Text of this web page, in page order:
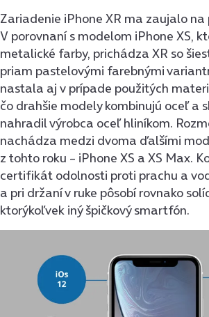
Zariadenie iPhone XR ma zaujalo na
V porovnaní s modelom iPhone XS,
metalické farby, prichádza XR so
priam pastelovými farebnými
nastala aj v prípade použitých
čo drahšie modely kombinujú oceľ a
nahradil výrobca oceľ hliníkom.
nachádza medzi dvoma ďalšími
z tohto roku – iPhone XS a XS Max.
certifikát odolnosti proti prachu a
a pri držaní v ruke pôsobí rovnako
ktorýkoľvek iný špičkový smartfón.